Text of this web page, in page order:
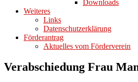
Downloads
Weiteres
Links
Datenschutzerklärung
Förderantrag
Aktuelles vom Förderverein
Verabschiedung Frau